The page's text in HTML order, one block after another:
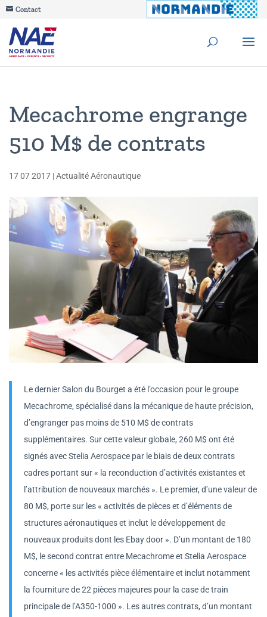
Contact
Mecachrome engrange
510 M$ de contrats
17 07 2017 |Actualité Aéronautique
Le dernier Salon du Bourget a été l’occasion pour le groupe
Mecachrome, spécialisé dans la mécanique de haute précision,
d’engranger pas moins de 510 M$ de contrats
supplémentaires. Sur cette valeur globale, 260 M$ ont été
signés avec Stelia Aerospace par le biais de deux contrats
cadres portant sur « la reconduction d’activités existantes et
l’attribution de nouveaux marchés ». Le premier, d’une valeur de
80 M$, porte sur les « activités de pièces et d’éléments de
structures aéronautiques et inclut le développement de
nouveaux produits dont les Ebay door ». D’un montant de 180
M$, le second contrat entre Mecachrome et Stelia Aerospace
concerne « les activités pièce élémentaire et inclut notamment
la fourniture de 22 pièces majeures pour la case de train
principale de l’A350-1000 ». Les autres contrats, d’un montant